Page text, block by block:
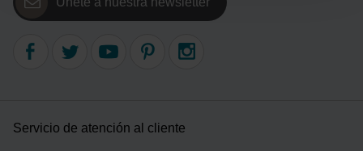
Servicio de atención al cliente